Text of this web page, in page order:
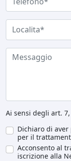
Ai sensi degli art. 7,
Dichiaro di aver
per il
Acconsento al
iscrizione alla